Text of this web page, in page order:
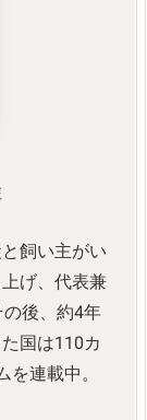
飼い主がい
げ、代表兼
の後、約4年
国は110カ
連載中。